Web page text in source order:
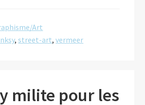
à
par
Art
,street-art,vermeer
milite pour les